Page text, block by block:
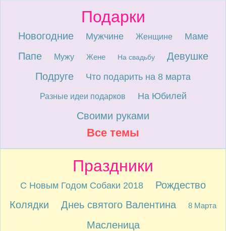
Подарки
Новогодние Мужчине Женщине Маме
Папе Мужу Жене На свадьбу
Девушке
Подруге
Что подарить на 8 марта
Разные идеи подарков На Юбилей
Своими руками
Все темы
Праздники
С Новым Годом Собаки 2018
Рождество
Колядки
Днеь святого Валентина 8 Марта
Масленица